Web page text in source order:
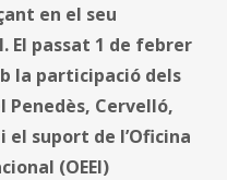
en el seu
El passat 1 de febrer
la participació dels
Penedès, Cervelló,
el suport de l’Oficina
(OEEI)